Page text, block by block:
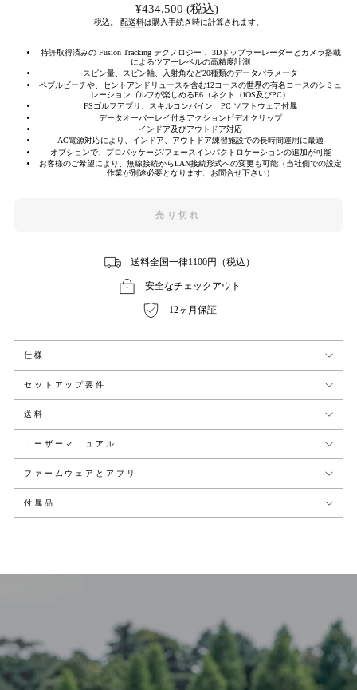
通
常
価
¥434,500 (税込)
税込。 配送料は購入手続き時に計算されます。
特許取得済みの Fusion Tracking テクノロジー 、3Dドップラーレーダーとカメラ搭載
によるツアーレベルの高精度計測
スピン量、スピン軸、入射角など20種類のデータパラメータ
ペブルビーチや、セントアンドリュースを含む12コースの世界の有名コースのシミュ
レーションゴルフが楽しめるE6コネクト（iOS及びPC）
FSゴルフアプリ、スキルコンバイン、PC ソフトウェア付属
データオーバーレイ付きアクションビデオクリップ
インドア及びアウトドア対応
AC電源対応により、インドア、アウトドア練習施設での長時間運用に最適
オプションで、プロパッケージ/フェースインパクトロケーションの追加が可能
お客様のご希望により、無線接続からLAN接続形式への変更も可能（当社側での設定
作業が別途必要となります、お問合せ下さい）
売り切れ
送料全国一律1100円（税込）
安全なチェックアウト
12ヶ月保証
仕様
セットアップ要件
送料
ユーザーマニュアル
ファームウェアとアプリ
付属品